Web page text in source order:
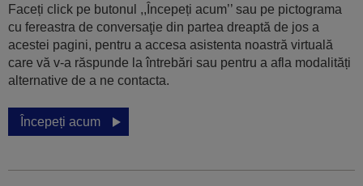
Faceți click pe butonul ,,Începeți acum’’ sau pe pictograma
cu fereastra de conversaţie din partea dreaptă de jos a
acestei pagini, pentru a accesa asistenta noastră virtuală
care vă v-a răspunde la întrebări sau pentru a afla modalități
alternative de a ne contacta.
Începeți acum